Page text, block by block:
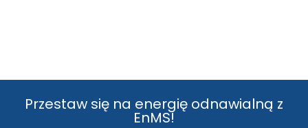
Przestaw się na energię odnawialną z
EnMS!